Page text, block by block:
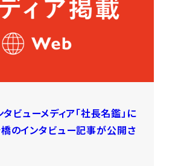
ビューメディア「社長名鑑」に
橋のインタビュー記事が公開さ